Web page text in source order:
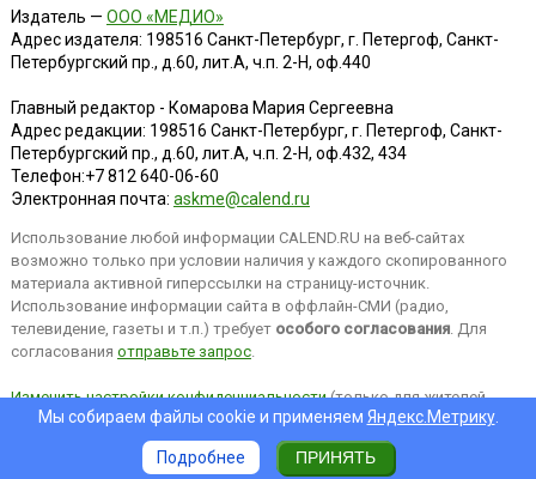
Издатель — ООО «МЕДИО»
Адрес издателя: 198516 Санкт-Петербург, г. Петергоф, Санкт-
Петербургский пр., д.60, лит.А, ч.п. 2-Н, оф.440
Главный редактор - Комарова Мария Сергеевна
Адрес редакции: 198516 Санкт-Петербург, г. Петергоф, Санкт-
Петербургский пр., д.60, лит.А, ч.п. 2-Н, оф.432, 434
Телефон:+7 812 640-06-60
Электронная почта: askme@calend.ru
Использование любой информации CALEND.RU на веб-сайтах
возможно только при условии наличия у каждого скопированного
материала активной гиперссылки на страницу-источник.
Использование информации сайта в оффлайн-СМИ (радио,
телевидение, газеты и т.п.) требует особого согласования. Для
согласования отправьте запрос.
Изменить настройки конфиденциальности(только для жителей
EEA).Мы собираем файлы cookie и применяем Яндекс.Метрику.
Подробнее ПРИНЯТЬ